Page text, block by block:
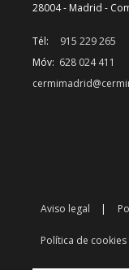
28004 - Madrid -
Tél:
915 229 265
Móv: 628 024 411
Aviso legal
Política de cookies